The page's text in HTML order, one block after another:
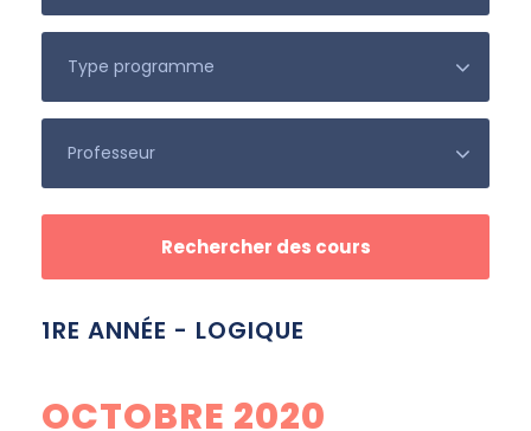
1RE ANNÉE - LOGIQUE
OCTOBRE 2020